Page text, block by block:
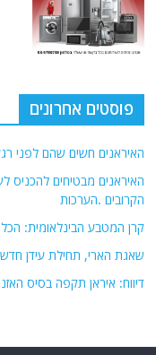
פוסטים אחרונים
האיראנים חשים שהם לפני
האיראנים מבטיחים להכניס
הקרובים .הערכות
קרן המטבע הבינלאומית:
שאגת הארי, תחילת עידן חדש
דיווח: איראן תקפה בסיס